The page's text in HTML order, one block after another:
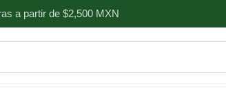
a partir de $2,500 MXN